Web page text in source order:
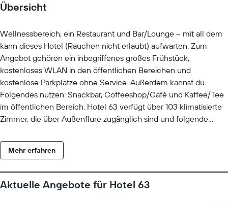
Übersicht
Wellnessbereich, ein Restaurant und Bar/Lounge – mit all dem
kann dieses Hotel (Rauchen nicht erlaubt) aufwarten. Zum
Angebot gehören ein inbegriffenes großes Frühstück,
kostenloses WLAN in den öffentlichen Bereichen und
kostenlose Parkplätze ohne Service. Außerdem kannst du
Folgendes nutzen: Snackbar, Coffeeshop/Café und Kaffee/Tee
im öffentlichen Bereich. Hotel 63 verfügt über 103 klimatisierte
Zimmer, die über Außenflure zugänglich sind und folgende
Plasmafernseher mit Satellitenempfang verfügen die Zimmer
über: Pay-TV. Die Bäder sind wie folgt ausgestattet:
Dieses Hotel in Yangon bietet dir einen kostenlosen WLAN-
Zugang. Es wird folgende Ausstattung für Geschäftsreisende
Mehr erfahren
Aktuelle Angebote für Hotel 63